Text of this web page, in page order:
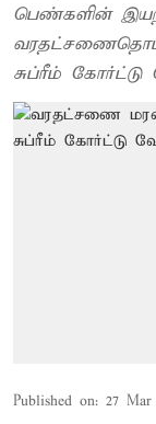
பெண்களின்
சுப்ரீம் கோர்ட்டு
Published on: 27 Mar